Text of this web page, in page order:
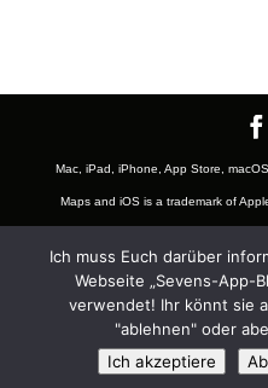
Mac, iPad, iPhone, App Store,
Maps and iOS is a trademark of
and other countries. App Store is a
the U.S. and other countries. Also
Apple, Inc. Youtube is a
and other countries and belongs to
Ich muss Euch darüber
Webseite „Sevens-App-
verwendet! Ihr könnt sie
"ablehnen" oder
Ich akzeptiere